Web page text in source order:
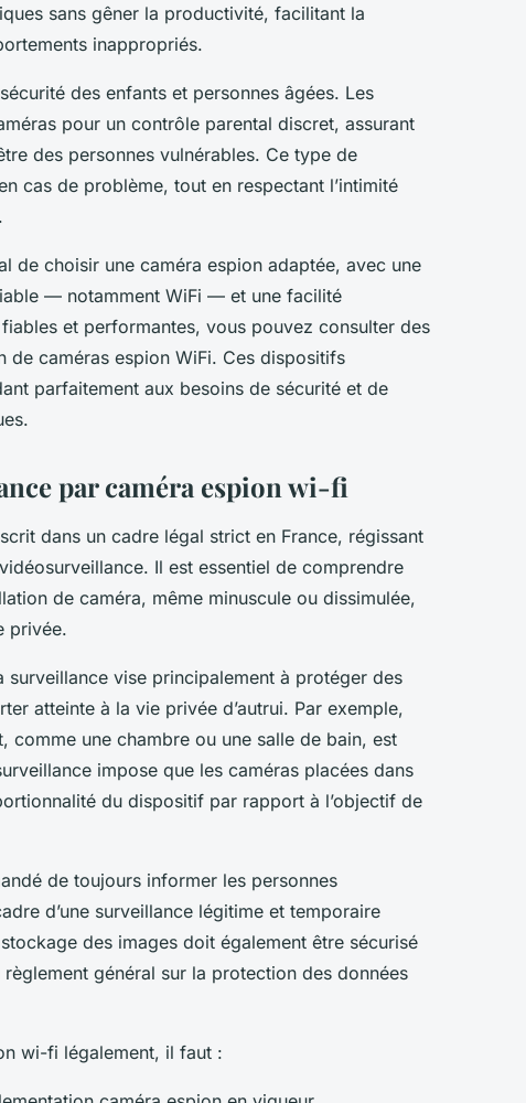
sans gêner la productivité, facilitant la
inappropriés.
des enfants et personnes âgées. Les
pour un contrôle parental discret, assurant
des personnes vulnérables. Ce type de
cas de problème, tout en respectant l’intimité
de choisir une caméra espion adaptée, avec une
— notamment WiFi — et une facilité
et performantes, vous pouvez consulter des
de caméras espion WiFi. Ces dispositifs
parfaitement aux besoins de sécurité et de
par caméra espion wi-fi
dans un cadre légal strict en France, régissant
Il est essentiel de comprendre
de caméra, même minuscule ou dissimulée,
privée.
vise principalement à protéger des
atteinte à la vie privée d’autrui. Par exemple,
comme une chambre ou une salle de bain, est
impose que les caméras placées dans
du dispositif par rapport à l’objectif de
de toujours informer les personnes
d’une surveillance légitime et temporaire
des images doit également être sécurisé
général sur la protection des données
wi-fi légalement, il faut :